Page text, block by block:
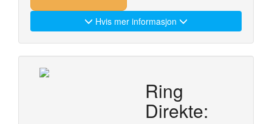
Hvis mer informasjon
Ring
Direkte: